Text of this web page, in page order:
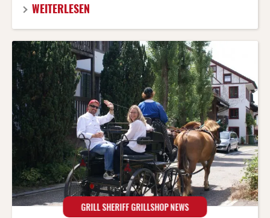
WEITERLESEN
GRILL SHERIFF GRILLSHOP NEWS